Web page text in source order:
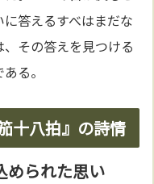
答えるすべはまだな
その答えを見つける
る。
十八拍』の詩情
られた思い